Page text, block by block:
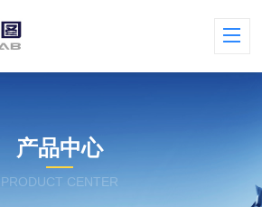
产品中心
PRODUCT CENTER